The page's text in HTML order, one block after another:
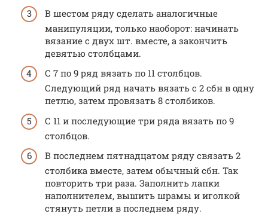
В шестом ряду сделать аналогичные
манипуляции, только наоборот: начинать
вязание с двух шт. вместе, а закончить
девятью столбцами.
С 7 по 9 ряд вязать по 11 столбцов.
Следующий ряд начать вязать с 2 сбн в одну
петлю, затем провязать 8 столбиков.
С 11 и последующие три ряда вязать по 9
столбцов.
В последнем пятнадцатом ряду связать 2
столбика вместе, затем обычный сбн. Так
повторить три раза. Заполнить лапки
наполнителем, вышить шрамы и иголкой
стянуть петли в последнем ряду.